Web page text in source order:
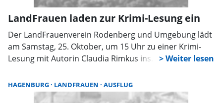
LandFrauen laden zur Krimi-Lesung ein
Der LandFrauenverein Rodenberg und Umgebung lädt
am Samstag, 25. Oktober, um 15 Uhr zu einer Krimi-
Lesung mit Autorin Claudia Rimkus ins
stellt sie ihren neuen Ostseekrimi „Nordstrom – Die
Jagd“ vor.
HAGENBURG LANDFRAUEN AUSFLUG